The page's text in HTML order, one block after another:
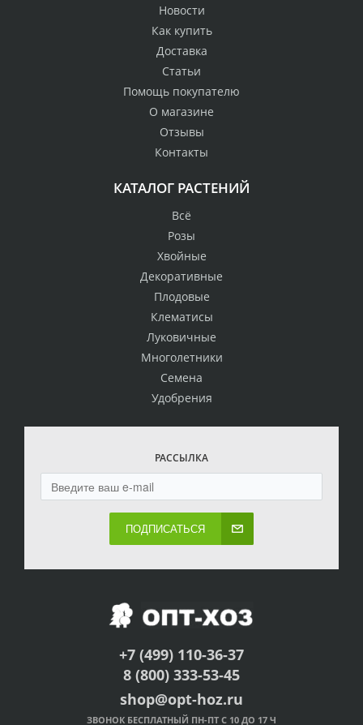
Новости
Как купить
Доставка
Статьи
Помощь покупателю
О магазине
Отзывы
Контакты
КАТАЛОГ РАСТЕНИЙ
Всё
Розы
Хвойные
Декоративные
Плодовые
Клематисы
Луковичные
Многолетники
Семена
Удобрения
РАССЫЛКА
ПОДПИСАТЬСЯ
+7 (499) 110-36-37
8 (800) 333-53-45
shop@opt-hoz.ru
ЗВОНОК БЕСПЛАТНЫЙ ПН-ПТ С 10 ДО 17 Ч